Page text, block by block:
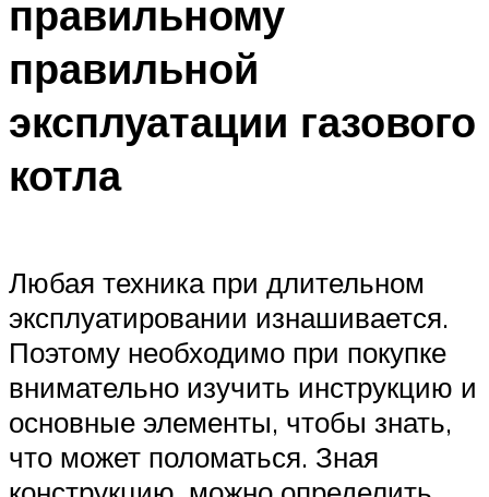
правильному
правильной
эксплуатации газового
котла
Любая техника при длительном
эксплуатировании изнашивается.
Поэтому необходимо при покупке
внимательно изучить инструкцию и
основные элементы, чтобы знать,
что может поломаться. Зная